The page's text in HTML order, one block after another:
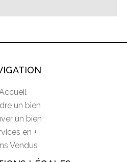
un bien
un bien
en +
Vendus